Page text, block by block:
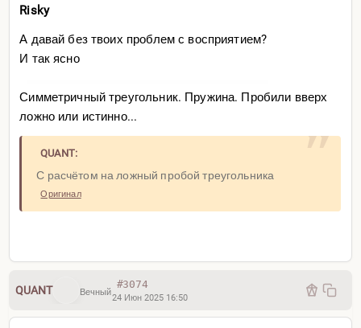
Risky
А давай без твоих проблем с восприятием?
И так ясно
Симметричный треугольник. Пружина. Пробили вверх
ложно или истинно...
QUANT:
С расчётом на ложный пробой треугольника
Оригинал
QUANT Вечный
#3074
24 Июн 2025 16:50